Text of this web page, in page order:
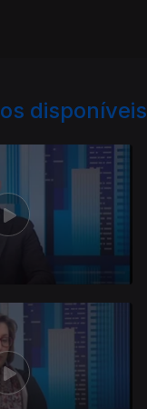
disponíveis